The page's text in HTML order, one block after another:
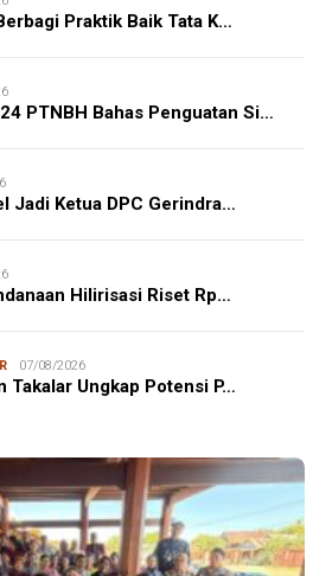
Praktik Baik Tata K…
PTNBH Bahas Penguatan Si…
Jadi Ketua DPC Gerindra…
Hilirisasi Riset Rp…
07/08/2026
Takalar Ungkap Potensi P…